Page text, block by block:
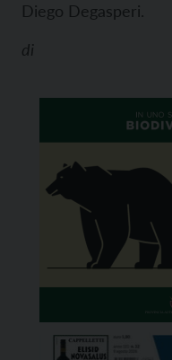
Diego Degasperi.
di